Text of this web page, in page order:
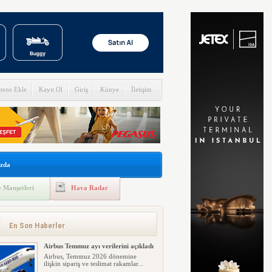
Ekle Kayıt Ol Giriş Künye İletişim
Manşetleri Hava Radar
En Son Haberler
İspanya, İtalya’ya Schengen
ültimatonu çekti
Geçen hafta İspanya’nın Kuzey
Airbus Temmuz ayı verilerini açıkladı
Airbus, Temmuz 2026 dönemine
ilişkin sipariş ve teslimat rakamlar...